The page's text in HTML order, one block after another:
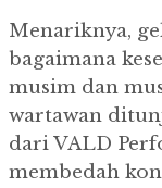
Menariknya,
bagaimana
musim dan
wartawan
dari VALD
membedah